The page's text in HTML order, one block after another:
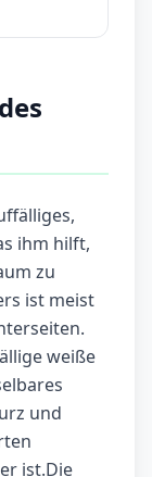
ihm hilft,
zu
ist meist
weiße
und
ist.Die